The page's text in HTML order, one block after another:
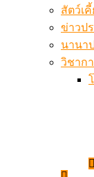
สัตว์เคี้
ข่าวป
นานา
วิชากา